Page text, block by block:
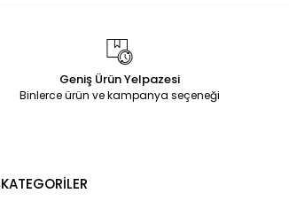
Geniş Ürün Yelpazesi
Binlerce ürün ve kampanya seçeneği
KATEGORİLER